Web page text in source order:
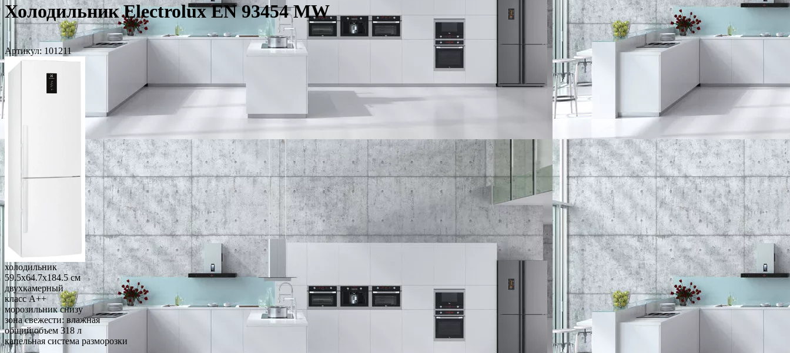
Холодильник Electrolux EN 93454 MW
Артикул: 101211
холодильник
59.5x64.7x184.5 см
двухкамерный
класс A++
морозильник снизу
зона свежести: влажная
общий объем 318 л
капельная система разморозки